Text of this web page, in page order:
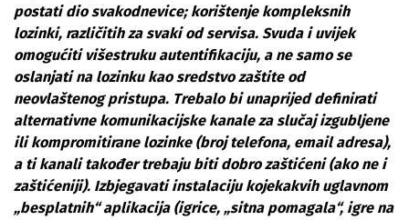
postati dio svakodnevice; korištenje kompleksnih
lozinki, različitih za svaki od servisa. Svuda i uvijek
omogućiti višestruku autentifikaciju, a ne samo se
oslanjati na lozinku kao sredstvo zaštite od
neovlaštenog pristupa. Trebalo bi unaprijed definirati
alternativne komunikacijske kanale za slučaj izgubljene
ili kompromitirane lozinke (broj telefona, email adresa),
a ti kanali također trebaju biti dobro zaštićeni (ako ne i
zaštićeniji). Izbjegavati instalaciju kojekakvih uglavnom
„besplatnih“ aplikacija (igrice, „sitna pomagala“, igre na